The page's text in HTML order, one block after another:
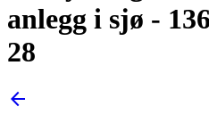
anlegg i sjø -
28
arrow_back